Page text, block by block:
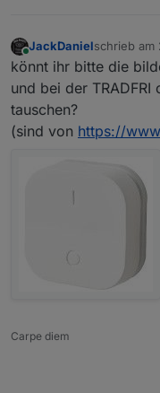
Online
JackDanielschrieb am
zuletzt
könnt ihr bitte die
und bei der
tauschen?
(sind von https://
Carpe diem